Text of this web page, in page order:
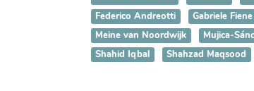
Federico Andreotti
Gabriele Fiene
Meine van Noordwijk
Mujica-
Shahid Iqbal
Shahzad Maqsood